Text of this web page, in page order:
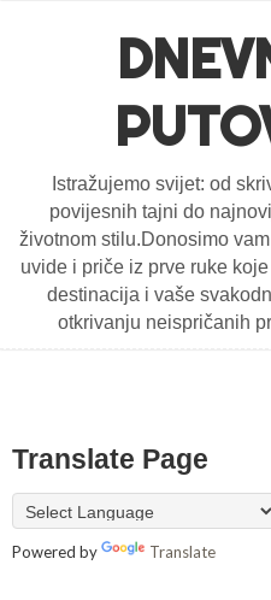
Istražujemo svijet: od
povijesnih tajni do
životnom stilu.Donosimo
uvide i priče iz prve ruke
destinacija i vaše
otkrivanju neispričanih
Translate Page
Powered by Translate